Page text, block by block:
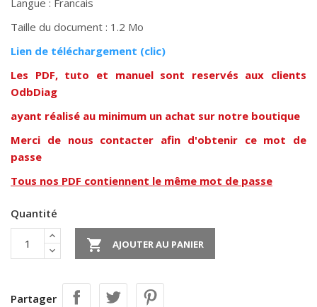
Taille du document : 1.2 Mo
Lien de téléchargement (clic)
Les PDF, tuto et manuel sont reservés aux clients
OdbDiag
ayant réalisé au minimum un achat sur notre boutique
Merci de nous contacter afin d'obtenir ce mot de
passe
Tous nos PDF contiennent le même mot de passe
Quantité
 AJOUTER AU PANIER
Partager